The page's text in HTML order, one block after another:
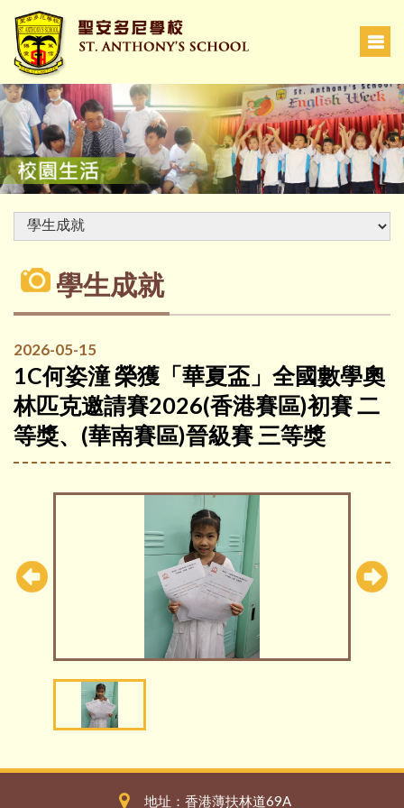
學生成就
2026-05-15
1C何姿潼 榮獲「華夏盃」全國數學奧
林匹克邀請賽2026(香港賽區)初賽 二
等獎、(華南賽區)晉級賽 三等獎
地址：香港薄扶林道69A